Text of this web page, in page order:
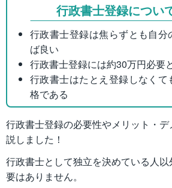
行政書士登録につい
行政書士登録は焦らずとも自
ば良い
行政書士登録には約30万円必要
行政書士はたとえ登録しなくて
格である
行政書士登録の必要性やメリット・
説しました！
行政書士として独立を決めている人
要はありません。